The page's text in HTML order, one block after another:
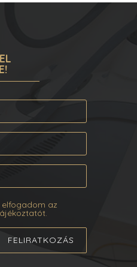
elfogadom az
FELIRATKOZÁS